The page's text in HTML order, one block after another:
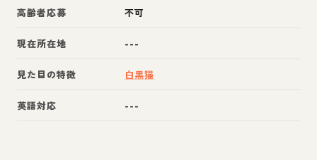
高齢者応募 不可
現在所在地 ---
見た目の特徴 白黒猫
英語対応 ---